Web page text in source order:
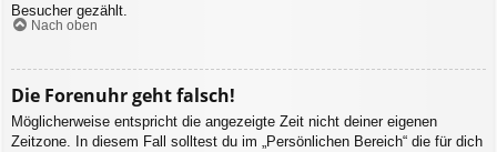
Besucher gezählt.
Nach oben
Die Forenuhr geht falsch!
Möglicherweise entspricht die angezeigte Zeit nicht deiner eigenen
Zeitzone. In diesem Fall solltest du im „Persönlichen Bereich“ die für dich